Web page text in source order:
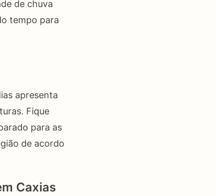
de chuva
tempo para
apresenta
Fique
para as
de acordo
Caxias